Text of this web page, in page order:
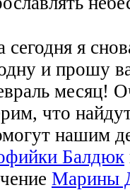
сегодня я
и прошу
месяц!
что
нашим
Балдюк
Марины